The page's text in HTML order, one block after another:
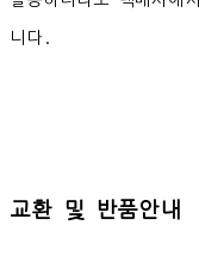
니다.
교환 및 반품안내